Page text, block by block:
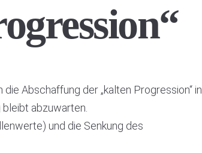
Abschaffung der „kalten Progression“ in
abzuwarten.
und die Senkung des